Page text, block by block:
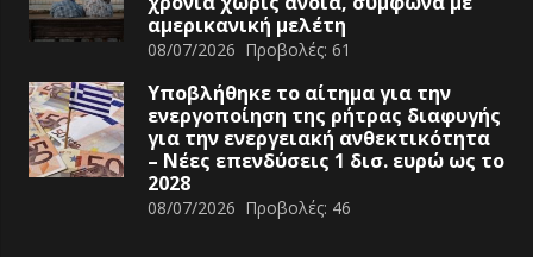
αμερικανική μελέτη
08/07/2026 Προβολές: 61
Υποβλήθηκε το αίτημα για την
ενεργοποίηση της ρήτρας διαφυγής
για την ενεργειακή ανθεκτικότητα
– Νέες επενδύσεις 1 δισ. ευρώ ως το
2028
08/07/2026 Προβολές: 46